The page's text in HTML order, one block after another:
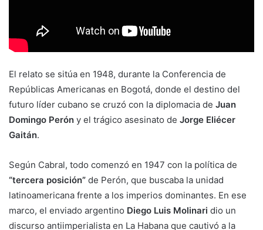
El relato se sitúa en 1948, durante la Conferencia de
Repúblicas Americanas en Bogotá, donde el destino del
futuro líder cubano se cruzó con la diplomacia de Juan
Domingo Perón y el trágico asesinato de Jorge Eliécer
Gaitán.
Según Cabral, todo comenzó en 1947 con la política de
“tercera posición” de Perón, que buscaba la unidad
latinoamericana frente a los imperios dominantes. En ese
marco, el enviado argentino Diego Luis Molinari dio un
discurso antiimperialista en La Habana que cautivó a la